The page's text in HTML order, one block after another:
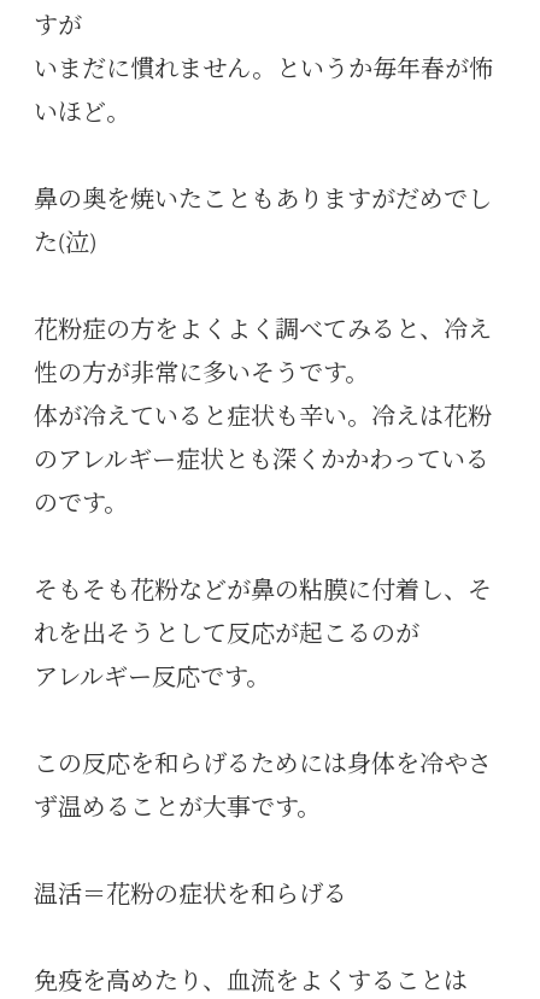
すが
いまだに慣れません。というか毎年春が怖
いほど。
鼻の奥を焼いたこともありますがだめでし
た(泣)
花粉症の方をよくよく調べてみると、冷え
性の方が非常に多いそうです。
体が冷えていると症状も辛い。冷えは花粉
のアレルギー症状とも深くかかわっている
のです。
そもそも花粉などが鼻の粘膜に付着し、そ
れを出そうとして反応が起こるのが
アレルギー反応です。
この反応を和らげるためには身体を冷やさ
ず温めることが大事です。
温活＝花粉の症状を和らげる
免疫を高めたり、血流をよくすることは